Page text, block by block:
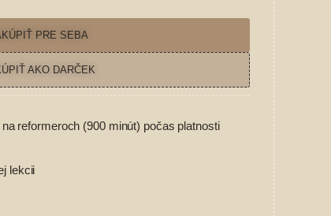
PRE SEBA
AKO DARČEK
reformeroch (900 minút) počas platnosti
lekcii